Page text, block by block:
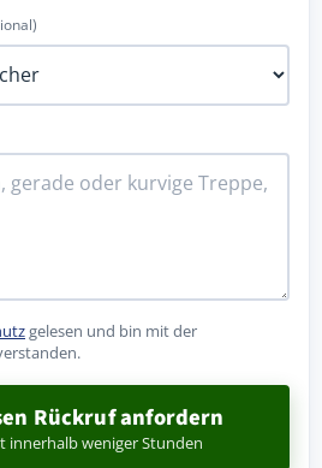
gelesen und bin mit der
Rückruf anfordern
innerhalb weniger Stunden